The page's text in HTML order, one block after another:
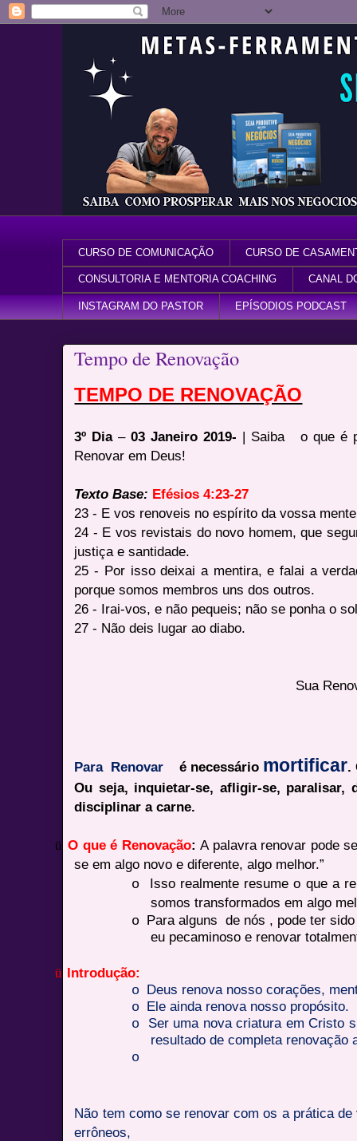
CURSO DE COMUNICAÇÃO CURSO DE
CONSULTORIA E MENTORIA COACHING CANAL
INSTAGRAM DO PASTOR EPÍSODIOS PODCAST
Tempo de Renovação
TEMPO DE RENOVAÇÃO
3º Dia–03 Janeiro 2019- | Saiba o que é
Renovar em Deus!
Texto Base: Efésios 4:23-27
23 - E vos renoveis no espírito da vossa
24 - E vos revistais do novo homem, que
justiça e santidade.
25 - Por isso deixai a mentira, e falai a
porque somos membros uns dos outros.
26 - Irai-vos, e não pequeis; não se ponha o
27 - Não deis lugar ao diabo.
Sua
Para Renovaré necessário mortificar.
Ou seja, inquietar-se, afligir-se, paralisar,
disciplinar a carne.
ü O que é Renovação:A palavra renovar pode
se em algo novo e diferente, algo melhor.”
o
Isso realmente resume o que a
somostransformados em algo
o Para alguns de nós , pode ter
eu pecaminoso e renovar
ü Introdução:
o Deus renova nosso corações,
o Ele ainda renova nosso propósito.
o
Ser uma nova criatura em Cristo
resultado de completa renovação
o
Não tem como se renovar com os a prática
errôneos,